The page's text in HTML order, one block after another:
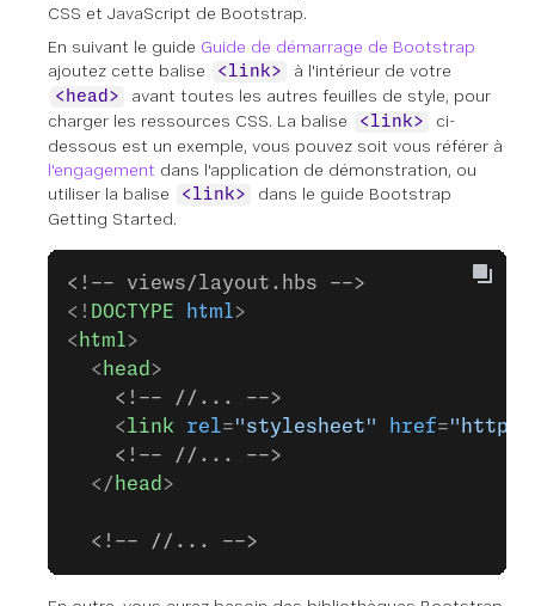
CSS et JavaScript de Bootstrap.
En suivant le guide Guide de démarrage de Bootstrap
ajoutez cette balise
<link> à l'intérieur de votre
<head>
avant toutes les autres feuilles de style, pour
charger les ressources CSS. La balise
<link>
ci-
dessous est un exemple, vous pouvez soit vous référer à
l'engagement dans l'application de démonstration, ou
utiliser la balise
<link>
dans le guide Bootstrap
Getting Started.
<!-- views/layout.hbs -->
<! DOCTYPE html>
< html>
  <
head >
    <!-- //... -->
    <
link rel="stylesheet" href=
    <!-- //... -->
  </
head >
  <!-- //... -->